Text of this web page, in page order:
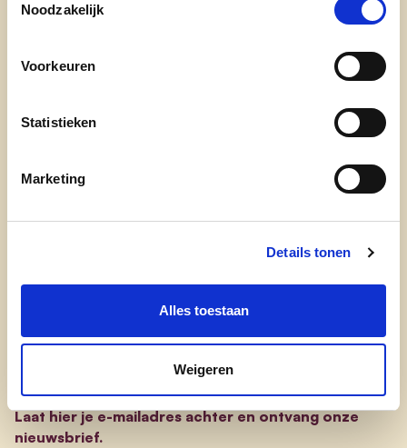
Noodzakelijk
Voorkeuren
Statistieken
Marketing
Details tonen
Alles toestaan
Weigeren
doe mee
evp-basisprogramma
Blijf op de hoogte
Laat hier je e-mailadres achter en ontvang onze
nieuwsbrief.